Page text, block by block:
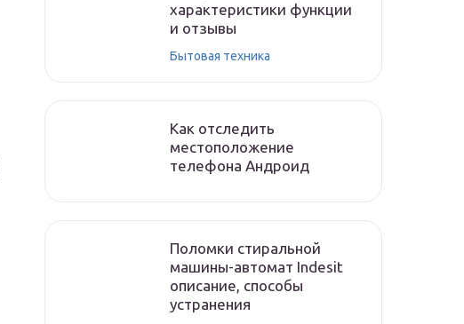
характеристики функции
и отзывы
Бытовая техника
Как отследить
местоположение
телефона Андроид
Поломки стиральной
машины-автомат Indesit
описание, способы
устранения